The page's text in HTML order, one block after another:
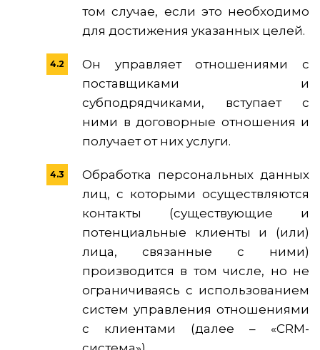
том случае, если это необходимо
для достижения указанных целей.
Он управляет отношениями с
поставщиками и
субподрядчиками, вступает с
ними в договорные отношения и
получает от них услуги.
Обработка персональных данных
лиц, с которыми осуществляются
контакты (существующие и
потенциальные клиенты и (или)
лица, связанные с ними)
производится в том числе, но не
ограничиваясь с использованием
систем управления отношениями
с клиентами (далее – «CRM-